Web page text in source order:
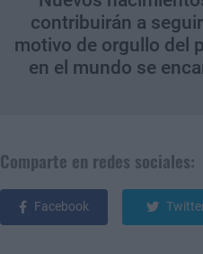
contribuirán a
motivo de orgullo del
en el mundo se
Comparte en redes sociales:
Facebook